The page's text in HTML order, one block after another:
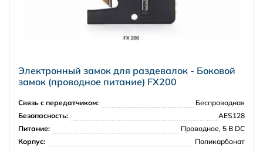
5000 рублей в пределах МКАД
Регионы РФ
Электронный замок для раздевалок - Боковой
замок (проводное питание) FX200
Связь с передатчиком:
Беспроводная
Безопасность:
AES128
Питание:
Проводное, 5 В DC
Корпус:
Поликарбонат